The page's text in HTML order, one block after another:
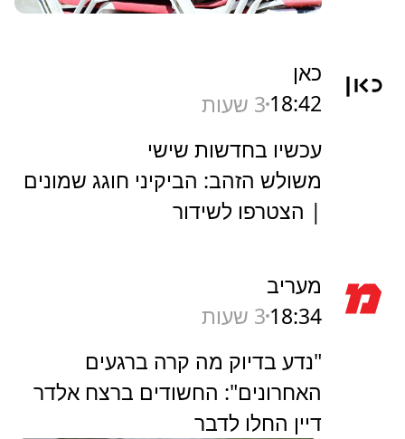
כאן
18:42 3 שעות
עכשיו בחדשות שישי
משולש הזהב: הביקיני חוגג שמונים
| הצטרפו לשידור
מעריב
18:34 3 שעות
"נדע בדיוק מה קרה ברגעים
האחרונים": החשודים ברצח אלדר
דיין החלו לדבר